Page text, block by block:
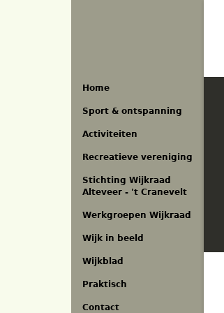
Home
Sport & ontspanning
Activiteiten
Recreatieve vereniging
Stichting Wijkraad
Alteveer - 't Cranevelt
Werkgroepen Wijkraad
Wijk in beeld
Wijkblad
Praktisch
Contact